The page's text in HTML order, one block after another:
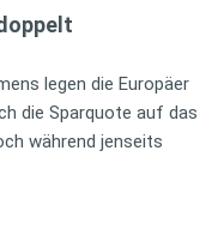
legen die Europäer
die Sparquote auf das
während jenseits